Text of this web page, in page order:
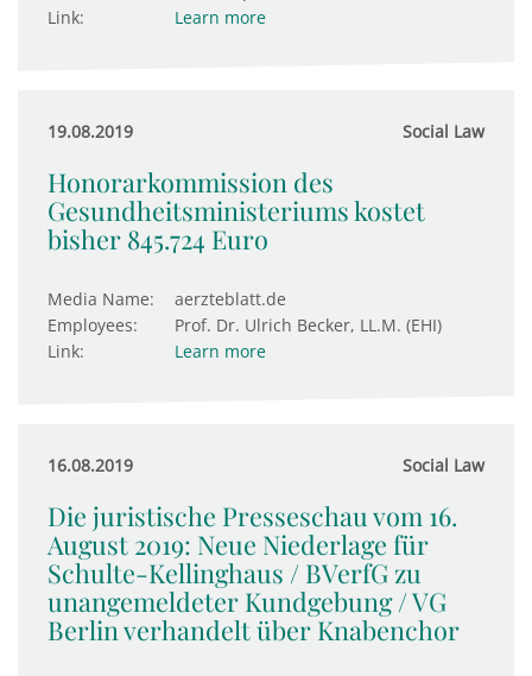
Link:
Learn more
19.08.2019 Social Law
Honorarkommission des
Gesundheits­ministeriums kostet
bisher 845.724 Euro
Media Name:
aerzteblatt.de
Employees:
Prof. Dr. Ulrich Becker, LL.M. (EHI)
Link:
Learn more
16.08.2019 Social Law
Die juristische Presseschau vom 16.
August 2019: Neue Nie­der­lage für
Schulte-Kel­ling­haus / BVerfG zu
unan­ge­mel­deter Kund­ge­bung / VG
Berlin ver­han­delt über Kna­ben­chor